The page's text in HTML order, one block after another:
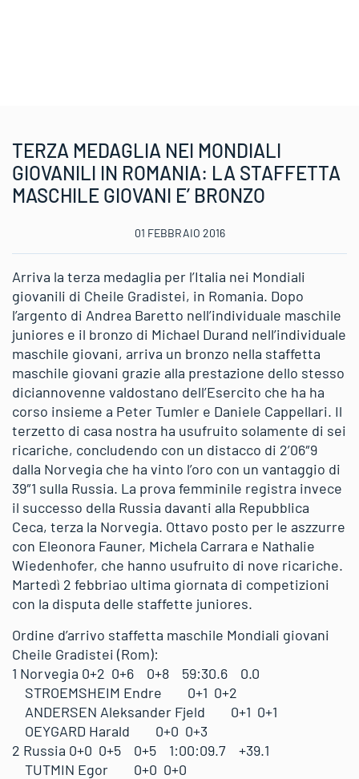
TERZA MEDAGLIA NEI MONDIALI
GIOVANILI IN ROMANIA: LA STAFFETTA
MASCHILE GIOVANI E’ BRONZO
01 FEBBRAIO 2016
Arriva la terza medaglia per l’Italia nei Mondiali
giovanili di Cheile Gradistei, in Romania. Dopo
l’argento di Andrea Baretto nell’individuale maschile
juniores e il bronzo di Michael Durand nell’individuale
maschile giovani, arriva un bronzo nella staffetta
maschile giovani grazie alla prestazione dello stesso
diciannovenne valdostano dell’Esercito che ha ha
corso insieme a Peter Tumler e Daniele Cappellari. Il
terzetto di casa nostra ha usufruito solamente di sei
ricariche, concludendo con un distacco di 2’06″9
dalla Norvegia che ha vinto l’oro con un vantaggio di
39″1 sulla Russia. La prova femminile registra invece
il successo della Russia davanti alla Repubblica
Ceca, terza la Norvegia. Ottavo posto per le aszzurre
con Eleonora Fauner, Michela Carrara e Nathalie
Wiedenhofer, che hanno usufruito di nove ricariche.
Martedì 2 febbriao ultima giornata di competizioni
con la disputa delle staffette juniores.
Ordine d’arrivo staffetta maschile Mondiali giovani
Cheile Gradistei (Rom):
1 Norvegia 0+2 0+6 0+8 59:30.6 0.0
STROEMSHEIM Endre 0+1 0+2
ANDERSEN Aleksander Fjeld 0+1 0+1
OEYGARD Harald 0+0 0+3
2 Russia 0+0 0+5 0+5 1:00:09.7 +39.1
TUTMIN Egor 0+0 0+0